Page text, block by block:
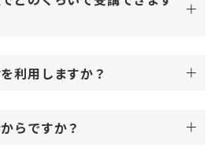
利用しますか？
らですか？